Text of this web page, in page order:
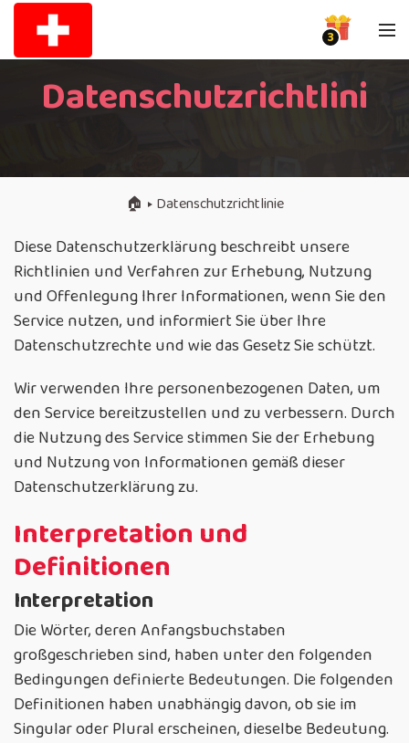
3
Datenschutzrichtlini
🏠︎ Datenschutzrichtlinie
Diese Datenschutzerklärung beschreibt unsere
Richtlinien und Verfahren zur Erhebung, Nutzung
und Offenlegung Ihrer Informationen, wenn Sie den
Service nutzen, und informiert Sie über Ihre
Datenschutzrechte und wie das Gesetz Sie schützt.
Wir verwenden Ihre personenbezogenen Daten, um
den Service bereitzustellen und zu verbessern. Durch
die Nutzung des Service stimmen Sie der Erhebung
und Nutzung von Informationen gemäß dieser
Datenschutzerklärung zu.
Interpretation und
Definitionen
Interpretation
Die Wörter, deren Anfangsbuchstaben
großgeschrieben sind, haben unter den folgenden
Bedingungen definierte Bedeutungen. Die folgenden
Definitionen haben unabhängig davon, ob sie im
Singular oder Plural erscheinen, dieselbe Bedeutung.